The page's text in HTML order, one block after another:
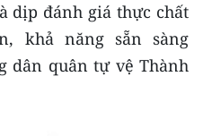
dịp đánh giá thực chất
khả năng sẵn sàng
dân quân tự vệ Thành